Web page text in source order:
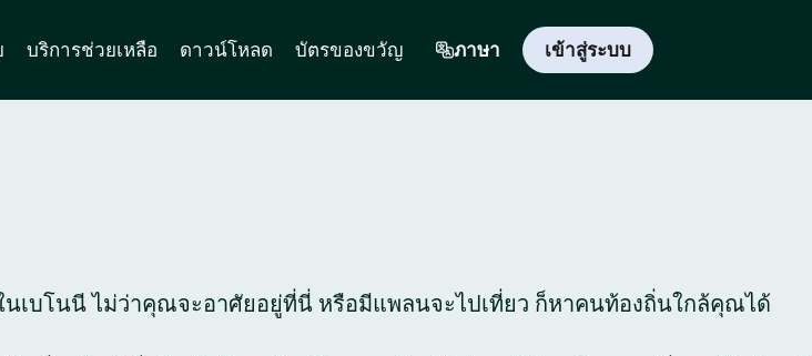
บริการช่วยเหลือ ดาวน์โหลด บัตรของขวัญ ภาษา เข้าสู่ระบบ
นเบโนนี ไม่ว่าคุณจะอาศัยอยู่ที่นี่ หรือมีแพลนจะไปเที่ยว ก็หาคนท้องถิ่นใกล้คุณได้